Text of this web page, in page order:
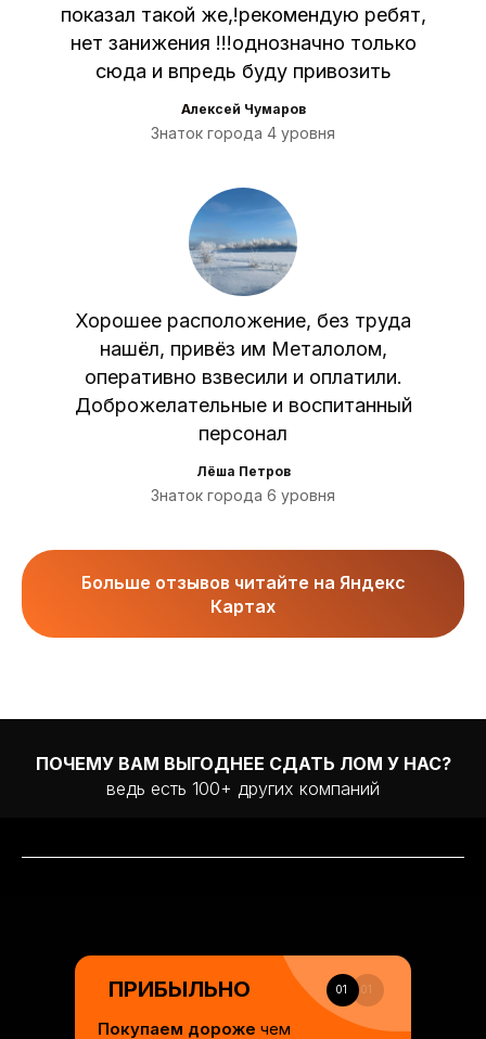
показал такой же,!рекомендую ребят,
нет занижения !!!однозначно только
сюда и впредь буду привозить
Алексей Чумаров
Знаток города 4 уровня
Хорошее расположение, без труда
нашёл, привёз им Металолом,
оперативно взвесили и оплатили.
Доброжелательные и воспитанный
персонал
Лёша Петров
Знаток города 6 уровня
Больше отзывов читайте на Яндекс
Картах
ПОЧЕМУ ВАМ ВЫГОДНЕЕ СДАТЬ ЛОМ У НАС?
ведь есть 100+ других компаний
ПРИБЫЛЬНО
Покупаем дороже чем
01
01